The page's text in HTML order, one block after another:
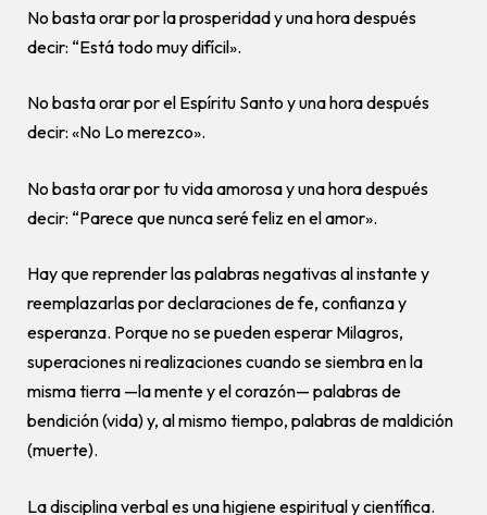
No basta orar por la prosperidad y una hora después
decir: “Está todo muy difícil».
No basta orar por el Espíritu Santo y una hora después
decir: «No Lo merezco».
No basta orar por tu vida amorosa y una hora después
decir: “Parece que nunca seré feliz en el amor».
Hay que reprender las palabras negativas al instante y
reemplazarlas por declaraciones de fe, confianza y
esperanza. Porque no se pueden esperar Milagros,
superaciones ni realizaciones cuando se siembra en la
misma tierra —la mente y el corazón— palabras de
bendición (vida) y, al mismo tiempo, palabras de maldición
(muerte).
La disciplina verbal es una higiene espiritual y científica.